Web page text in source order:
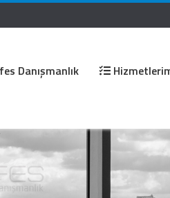
Danışmanlık